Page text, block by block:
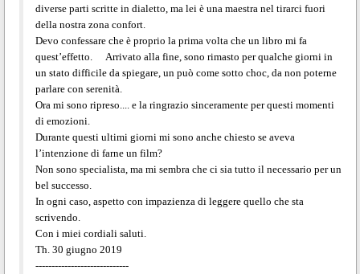
diverse parti scritte in dialetto, ma lei è una maestranel tirarci fuori
della nostra zona confort.
Devo confessare che è proprio la prima volta che un libro mi fa
quest’effetto. Arrivato alla fine, sono rimasto per qualche giorni in
un stato difficile da spiegare, un può come sotto choc, da non poterne
parlare con serenità.
Ora mi sono ripreso.... e la ringrazio sinceramente per questi momenti
di emozioni.
Durante questi ultimi giorni mi sono anche chiesto se aveva
l’intenzione di farne un film?
Non sono specialista, ma mi sembra che ci sia tutto il necessario per un
bel successo.
In ogni caso, aspetto con impazienza di leggere quello che sta
scrivendo.
Con i miei cordiali saluti.
Th. 30 giugno 2019
-----------------------------